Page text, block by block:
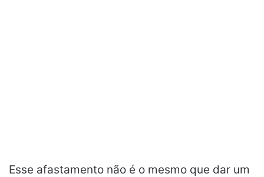
Esse afastamento não é o mesmo que dar um